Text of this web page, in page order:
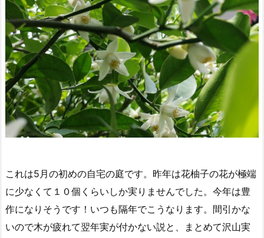
これは5月の初めの自宅の庭です。昨年は花柚子の花が極端
に少なくて１０個くらいしか実りませんでした。今年は豊
作になりそうです！いつも隔年でこうなります。間引かな
いので木が疲れて翌年実が付かない説と、まとめて沢山実